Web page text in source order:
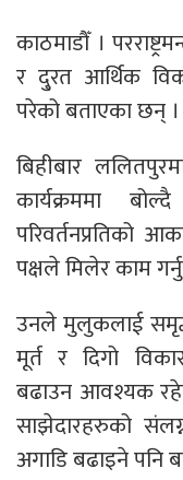
काठमाडौँ ।
र दु्रत आर्थिक
परेको बताएका छन् ।
बिहीबार
कार्यक्रममा
परिवर्तनप्रतिको
पक्षले मिलेर काम
उनले मुलुकलाई
मूर्त र दिगो
बढाउन आवश्यक
साझेदारहरुको
अगाडि बढाइने पनि